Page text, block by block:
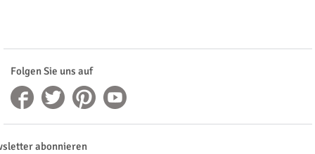
Folgen Sie uns auf
abonnieren